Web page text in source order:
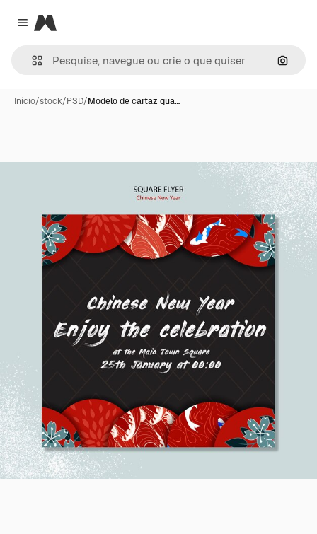
Close menu
Magnific
Início/stock/PSD/Modelo de cartaz qua…